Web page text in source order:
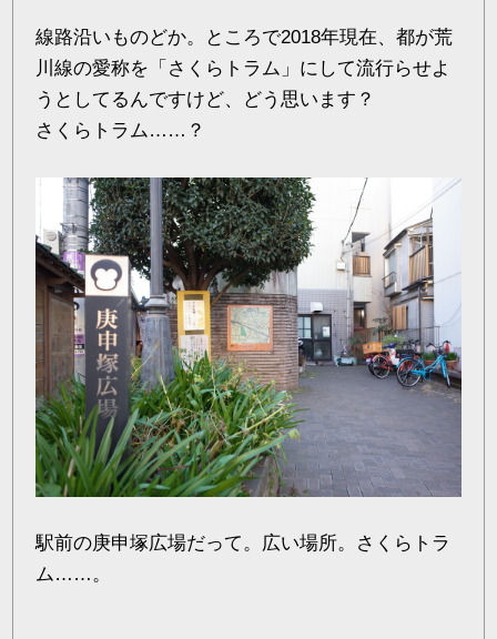
線路沿いものどか。ところで2018年現在、都が荒
川線の愛称を「さくらトラム」にして流行らせよ
うとしてるんですけど、どう思います？
さくらトラム……？
駅前の庚申塚広場だって。広い場所。さくらトラ
ム……。